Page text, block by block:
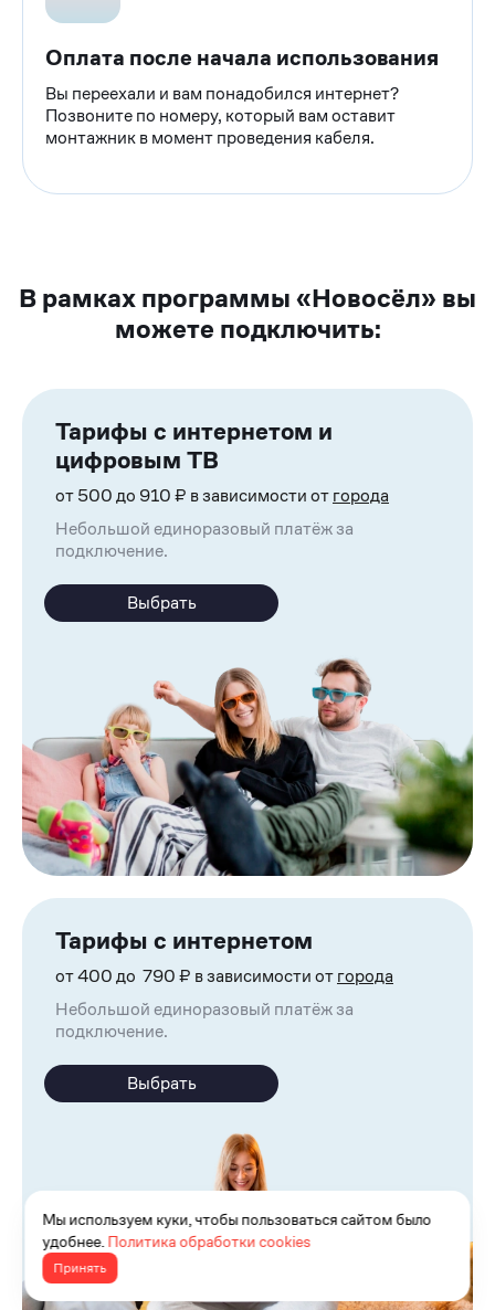
Оплата после начала использования
Вы переехали и вам понадобился интернет?
Позвоните по номеру, который вам оставит
монтажник в момент проведения кабеля.
В рамках программы «Новосёл» вы
можете подключить:
Тарифы с интернетом и
цифровым ТВ
от 500 до 910 ₽ в зависимости отгорода
Небольшой единоразовый платёж за
подключение.
Выбрать
Тарифы с интернетом
от 400 до 790 ₽ в зависимости отгорода
Небольшой единоразовый платёж за
подключение.
Выбрать
Мы используем куки, чтобы пользоваться сайтом было
удобнее.Политика обработки cookies
Принять